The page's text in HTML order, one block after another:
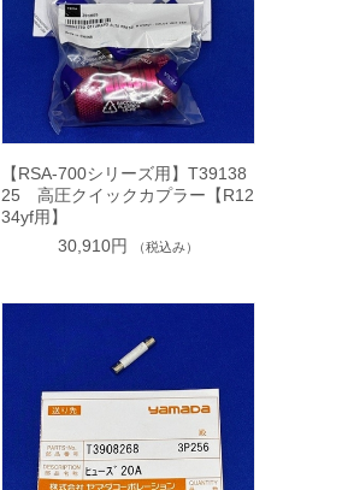
【RSA-700シリーズ用】T39138
25 高圧クイックカプラー【R12
34yf用】
30,910円
（税込み）